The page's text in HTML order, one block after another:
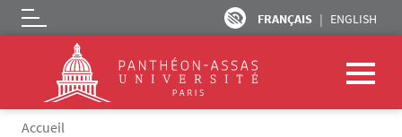
Aller au contenu principal
FRANÇAIS ENGLISH
Logo
Fil d'Ariane
Accueil